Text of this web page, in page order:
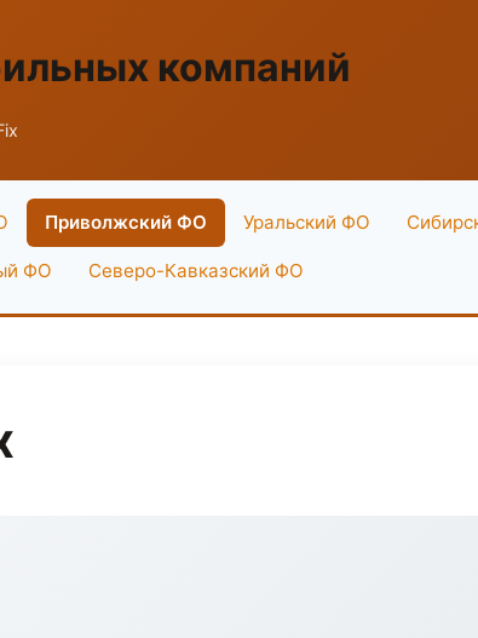
компаний
Приволжский ФО Уральский ФО
ФО Северо-Кавказский ФО